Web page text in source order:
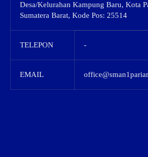
Desa/Kelurahan Kampung Baru, Kota
Sumatera Barat, Kode Pos: 25514
TELEPON -
EMAIL